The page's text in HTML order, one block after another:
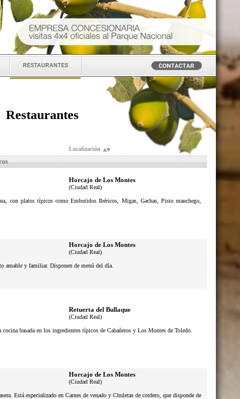
restaurantes
Restaurantes
Localización
Horcajo de Los Montes
(Ciudad Real)
con platos típicos como Embutidos Ibéricos, Migas, Gachas, Pisto manchego,
Horcajo de Los Montes
(Ciudad Real)
amable y familiar. Disponen de menú del día.
Retuerta del Bullaque
(Ciudad Real)
basada en los ingredientes típicos de Cabañeros y Los Montes de Toledo.
Horcajo de Los Montes
(Ciudad Real)
Está especializado en Carnes de venado y Chuletas de cordero, que disponde de